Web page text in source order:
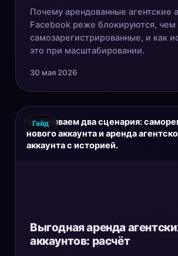
Почему арендованные агентские
Facebook реже блокируются, чем
самозарегистрированные, и как
это при масштабировании.
30 мая 2026
Сравниваем два сценария:
нового аккаунта и аренда
аккаунта с историей.
Гайд
Выгодная аренда
аккаунтов: расчёт